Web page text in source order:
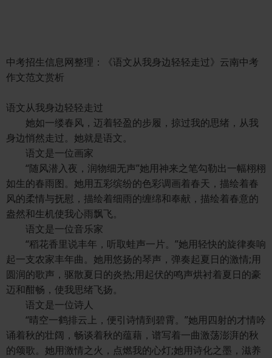
中考招生信息网整理：《语文从我身边轻轻走过》云南中考
作文范文赏析
语文从我身边轻轻走过
她如一缕春风，迈着轻盈的步履，掠过我的思绪，从我
身边悄然走过。她就是语文。
语文是一位画家
“随风潜入夜，润物细无声”她用神来之笔勾勒出一幅栩栩
如生的春雨图。她用五彩缤纷的色彩调画着春天，描绘着春
风的柔情与抚慰，描绘着细雨的缠绵和奉献，描绘着春意的
盎然和生机使我心雨飘飞。
语文是一位音乐家
“稻花香里说丰年，听取蛙声一片。”她用轻快的旋律奏响
起一支农家丰年曲。她用悠扬的琴声，弹奏起夏日的激情;用
圆润的歌声，驱散夏日的炎热;用起伏的鸣声烘衬着夏日的豪
迈和酣畅，使我思绪飞扬。
语文是一位诗人
“晴空一鹤排云上，便引诗情到碧霄。”她用四射的才情吟
诵着秋的壮阔，畅谈着秋的蕴藉，谱写着一曲激荡澎湃的秋
的颂歌。她用激情之火，点燃我的心灯;她用诗化之墨，滋养